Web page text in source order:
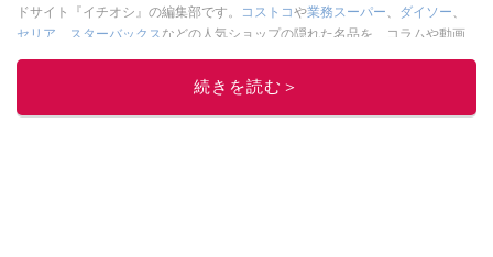
ドサイト『イチオシ』の編集部です。
コストコや業務スーパー、 ダイソー、
セリア
スターバックス などの人気ショップの隠れた名品を、コラムや動画
を通してご紹介。話題のグルメやマニアが紹介するアウトドア情報も満載で
す。配信しているコンテンツは専門家やインフルエンサーが実際に使用して
レビューしています。毎日トレンド情報をお届けしているので、ぜひ
ニュースでフォローしてください！
続きを読む＞